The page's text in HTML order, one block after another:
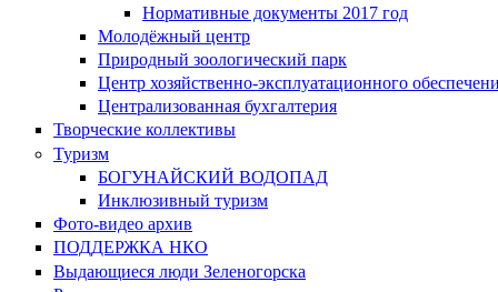
Нормативные документы 2017 год
Молодёжный центр
Природный зоологический парк
Центр хозяйственно-эксплуатационного
Централизованная бухгалтерия
Творческие коллективы
Туризм
БОГУНАЙСКИЙ ВОДОПАД
Инклюзивный туризм
Фото-видео архив
ПОДДЕРЖКА НКО
Выдающиеся люди Зеленогорска